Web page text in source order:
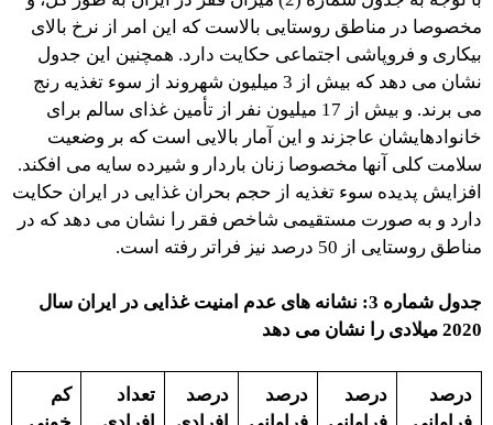
مخصوصا در مناطق روستایی بالاست که این امر از نرخ بالای
بیکاری و فروپاشی اجتماعی حکایت دارد. همچنین این جدول
نشان می دهد که بیش از 3 میلیون شهروند از سوء تغذیه رنج
می برند. و بیش از 17 میلیون نفر از تأمین غذای سالم برای
خانوادهایشان عاجزند و این آمار بالایی است که بر وضعیت
سلامت کلی آنها مخصوصا زنان باردار و شیرده سایه می افکند.
افزایش پدیده سوء تغذیه از حجم بحران غذایی در ایران حکایت
دارد و به صورت مستقیمی شاخص فقر را نشان می دهد که در
مناطق روستایی از 50 درصد نیز فراتر رفته است.
جدول شماره 3: نشانه های عدم امنیت غذایی در ایران سال
2020 میلادی را نشان می دهد
درصد
درصد
درصد
درصد
تعداد
کم